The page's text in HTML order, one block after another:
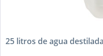
25 litros de agua